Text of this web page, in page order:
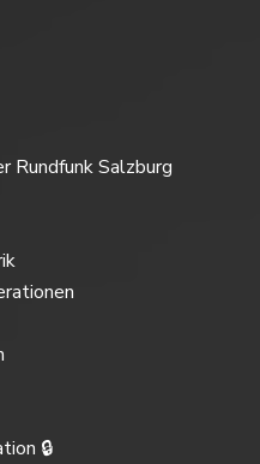
Rundfunk Salzburg
🔒